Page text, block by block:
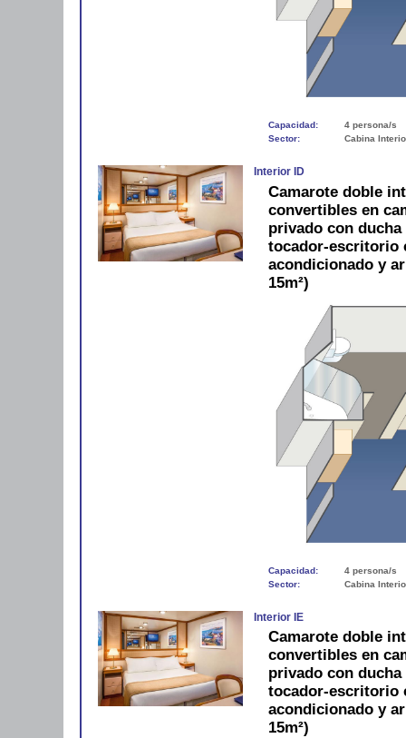
Capacidad:
4 persona/s
Sector:
Cabina
Interior ID
Camarote doble
convertibles en
privado con
tocador-escritorio
acondicionado y
15m²)
Capacidad:
4 persona/s
Sector:
Cabina
Interior IE
Camarote doble
convertibles en
privado con
tocador-escritorio
acondicionado y
15m²)